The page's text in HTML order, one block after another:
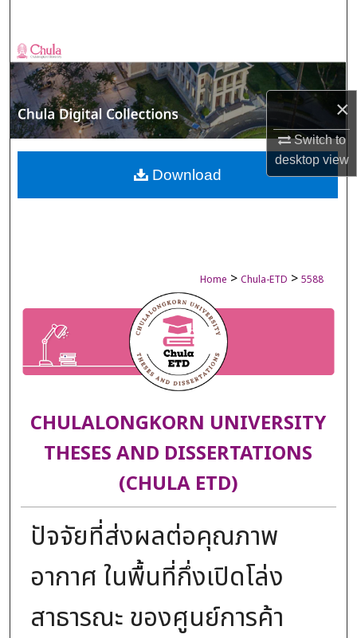
×
Switch to
desktopview
Browse Collections
My Account
About
Digital Commons Network™
Home > Chula-ETD > 5588
CHULALONGKORN UNIVERSITY
THESES AND DISSERTATIONS
(CHULA ETD)
ปัจจัยที่ส่งผลต่อคุณภาพ
อากาศ ในพื้นที่กึ่งเปิดโล่ง
สาธารณะ ของศูนย์การค้า
Download